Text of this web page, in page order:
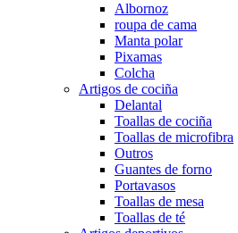
Albornoz
roupa de cama
Manta polar
Pixamas
Colcha
Artigos de cociña
Delantal
Toallas de cociña
Toallas de microfibra
Outros
Guantes de forno
Portavasos
Toallas de mesa
Toallas de té